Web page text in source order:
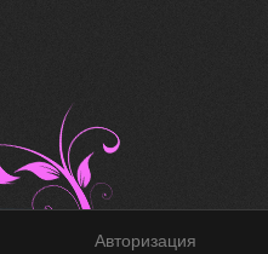
Авторизация